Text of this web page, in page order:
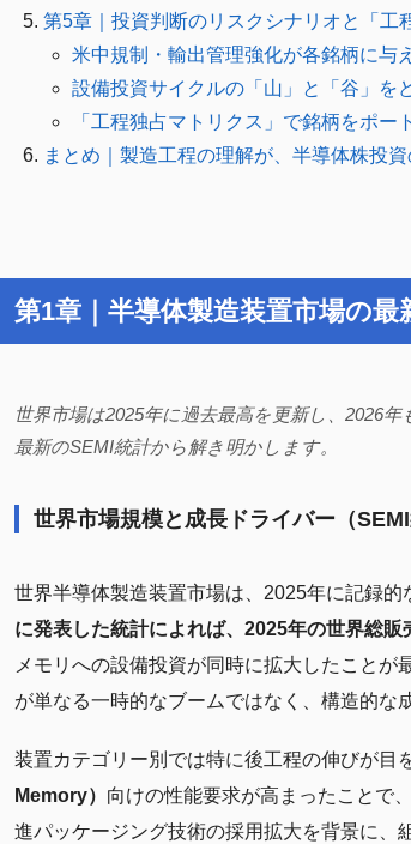
第5章｜投資判断のリスクシナリオと「工
米中規制・輸出管理強化が各銘柄に与
設備投資サイクルの「山」と「谷」を
「工程独占マトリクス」で銘柄をポー
まとめ｜製造工程の理解が、半導体株投
第1章｜半導体製造装置市場の
世界市場は2025年に過去最高を更新し、2026
最新のSEMI統計から解き明かします。
世界市場規模と成長ドライバー（SEMI
世界半導体製造装置市場は、2025年に記録的
に発表した統計によれば、2025年の世界総
メモリへの設備投資が同時に拡大したこと
が単なる一時的なブームではなく、構造的な
装置カテゴリー別では特に後工程の伸びが目
Memory） 向けの性能要求が高まったことで
進パッケージング技術の採用拡大を背景に、